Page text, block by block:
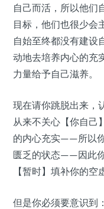
自己而活，所以他们
目标，他们也很少会
自始至终都没有建设
动地去培养内心的充
力量给予自己滋养。
现在请你跳脱出来，
从来不关心【你自己
的内心充实——所以
匮乏的状态——因此
【暂时】填补你的空
但是你必须要意识到